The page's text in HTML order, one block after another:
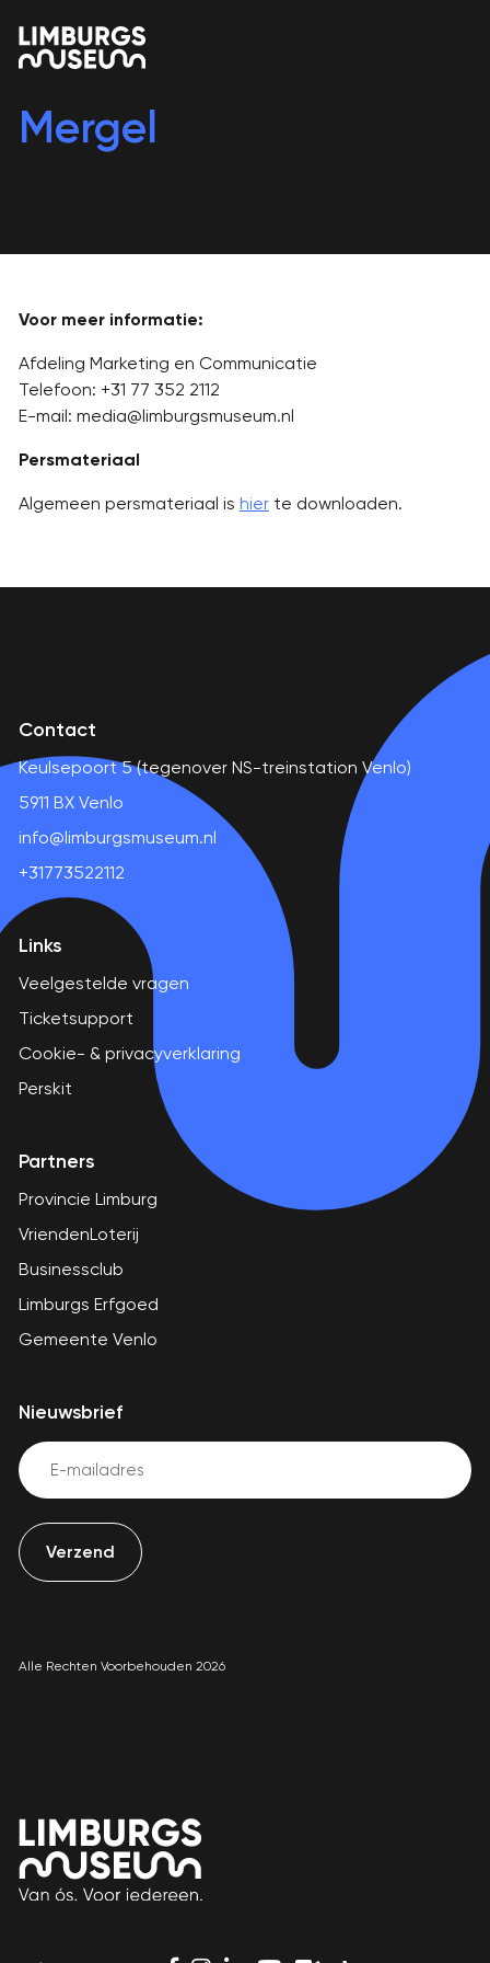
Mergel
Voor meer informatie:
Afdeling Marketing en Communicatie
Telefoon: +31 77 352 2112
E-mail: media@limburgsmuseum.nl
Persmateriaal
Algemeen persmateriaal is hierte downloaden.
Contact
Keulsepoort 5 (tegenover NS-treinstation Venlo)
5911 BX Venlo
info@limburgsmuseum.nl
+31773522112
Links
Veelgestelde vragen
Ticketsupport
Cookie- & privacyverklaring
Perskit
Partners
Provincie Limburg
VriendenLoterij
Businessclub
Limburgs Erfgoed
Gemeente Venlo
Nieuwsbrief
Email
(Vereist)
Alle Rechten Voorbehouden 2026